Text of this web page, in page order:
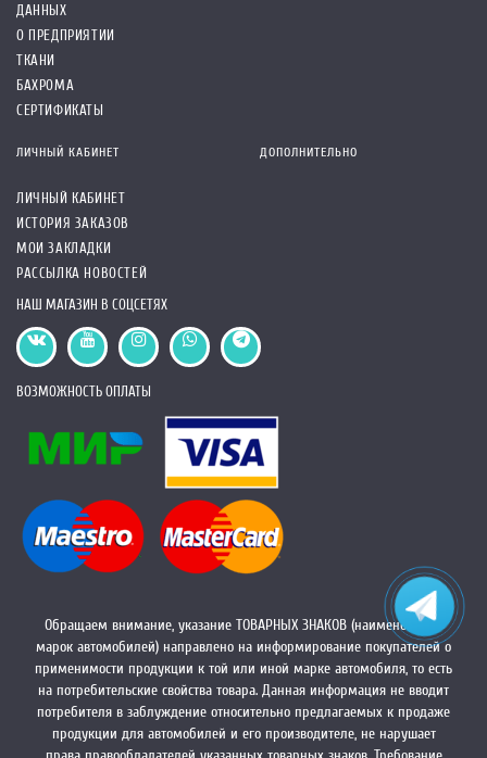
ДАННЫХ
О ПРЕДПРИЯТИИ
ТКАНИ
БАХРОМА
СЕРТИФИКАТЫ
ЛИЧНЫЙ КАБИНЕТ
ЛИЧНЫЙ КАБИНЕТ
ИСТОРИЯ ЗАКАЗОВ
МОИ ЗАКЛАДКИ
РАССЫЛКА НОВОСТЕЙ
ДОПОЛНИТЕЛЬНО
НАШ МАГАЗИН В СОЦСЕТЯХ
ВОЗМОЖНОСТЬ ОПЛАТЫ
Обращаем внимание, указание ТОВАРНЫХ ЗНАКОВ (наименований
марок автомобилей) направлено на информирование покупателей о
применимости продукции к той или иной марке автомобиля, то есть
на потребительские свойства товара. Данная информация не вводит
потребителя в заблуждение относительно предлагаемых к продаже
продукции для автомобилей и его производителе, не нарушает